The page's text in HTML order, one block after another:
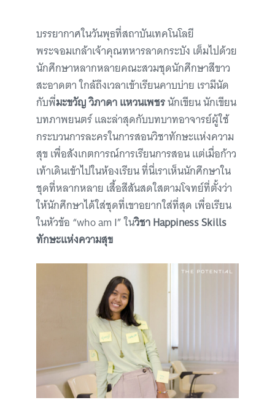
บรรยากาศในวันพุธที่สถาบันเทคโนโลยี
พระจอมเกล้าเจ้าคุณทหารลาดกระบัง เต็มไปด้วย
นักศึกษาหลากหลายคณะสวมชุดนักศึกษาสีขาว
สะอาดตา ใกล้ถึงเวลาเข้าเรียนคาบบ่าย เรามีนัด
กับพี่มะขวัญ วิภาดา แหวนเพชรนักเขียน นักเขียน
บทภาพยนตร์ และล่าสุดกับบทบาทอาจารย์ผู้ใช้
กระบวนการละครในการสอนวิชาทักษะแห่งความ
สุข เพื่อสังเกตการณ์การเรียนการสอน แต่เมื่อก้าว
เท้าเดินเข้าไปในห้องเรียน ที่นี่เราเห็นนักศึกษาใน
ชุดที่หลากหลาย เสื้อสีสันสดใสตามโจทย์ที่ตั้งว่า
ให้นักศึกษาได้ใส่ชุดที่เขาอยากใส่ที่สุด เพื่อเรียน
ในหัวข้อ “who am I” ในวิชา Happiness Skills
ทักษะแห่งความสุข